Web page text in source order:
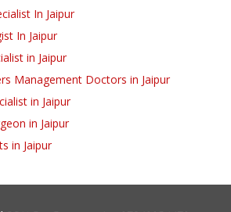
In Jaipur
In Jaipur
in Jaipur
Management Doctors in Jaipur
in Jaipur
in Jaipur
in Jaipur